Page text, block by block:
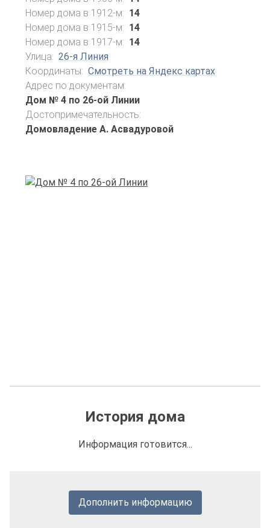
Номер дома в 1912-м: 14
Номер дома в 1915-м: 14
Номер дома в 1917-м: 14
Улица: 26-я Линия
Координаты: Смотреть на Яндекс картах
Адрес по документам:
Дом № 4 по 26-ой Линии
Достопримечательность:
Домовладение А. Асвадуровой
История дома
Информация готовится...
Дополнить информацию